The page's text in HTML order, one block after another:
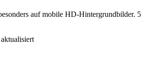
auf mobile HD-Hintergrundbilder.